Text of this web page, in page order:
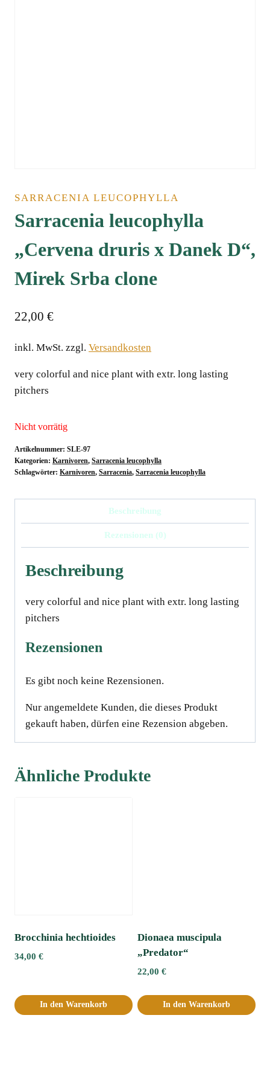
SARRACENIA LEUCOPHYLLA
Sarracenia leucophylla
„Cervena druris x Danek D“,
Mirek Srba clone
22,00 €
inkl. MwSt. zzgl. Versandkosten
very colorful and nice plant with extr. long lasting
pitchersﾠ
Nicht vorrätig
Artikelnummer: SLE-97
Kategorien: Karnivoren, Sarracenia leucophylla
Schlagwörter: Karnivoren, Sarracenia, Sarracenia leucophylla
Beschreibung
Rezensionen (0)
Beschreibung
very colorful and nice plant with extr. long lasting
pitchersﾠ
Rezensionen
Es gibt noch keine Rezensionen.
Nur angemeldete Kunden, die dieses Produkt
gekauft haben, dürfen eine Rezension abgeben.
Ähnliche Produkte
Brocchinia hechtioides
34,00 €
In den Warenkorb
Dionaea muscipula
„Predator“
22,00 €
In den Warenkorb